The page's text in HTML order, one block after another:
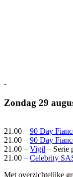
-
Zondag 29
21.00 – 90 Day
21.00 – 90 Day
21.00 – Vigil – Serie
21.00 – Celebrity
Met overzichtelijke